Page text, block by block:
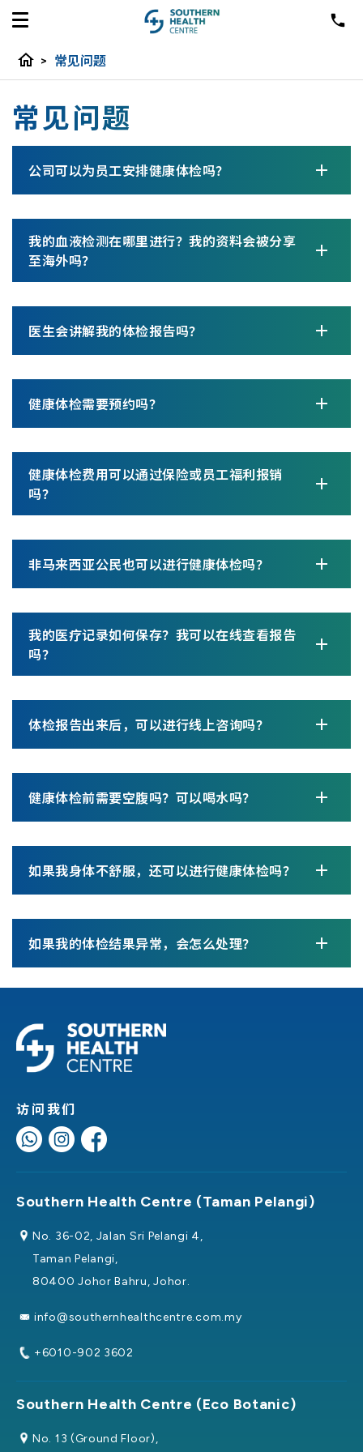
home > 常见问题
常见问题
公司可以为员工安排健康体检吗？
我的血液检测在哪里进行？我的资料会被分享
至海外吗？
医生会讲解我的体检报告吗？
健康体检需要预约吗？
健康体检费用可以通过保险或员工福利报销
吗？
非马来西亚公民也可以进行健康体检吗？
我的医疗记录如何保存？我可以在线查看报告
吗？
体检报告出来后，可以进行线上咨询吗？
健康体检前需要空腹吗？可以喝水吗？
如果我身体不舒服，还可以进行健康体检吗？
如果我的体检结果异常，会怎么处理？
访问我们
Southern Health Centre (Taman Pelangi)
No. 36-02, Jalan Sri Pelangi 4,
Taman Pelangi,
80400 Johor Bahru, Johor.
info@southernhealthcentre.com.my
+6010-902 3602
Southern Health Centre (Eco Botanic)
No. 13 (Ground Floor),